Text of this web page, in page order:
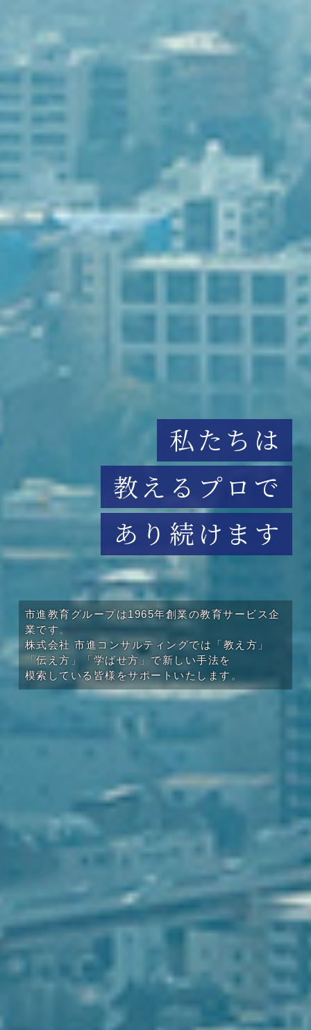
私たちは
教えるプロで
あり続けます
市進教育グループは1965年創業の教育サービス企
業です。
株式会社 市進コンサルティングでは「教え方」
「伝え方」「学ばせ方」で新しい手法を
模索している皆様をサポートいたします。